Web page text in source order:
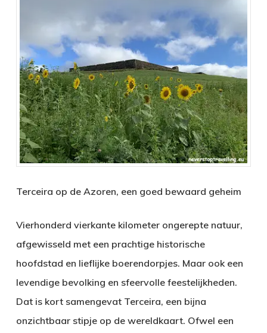
Terceira op de Azoren, een goed bewaard geheim
Vierhonderd vierkante kilometer ongerepte natuur,
afgewisseld met een prachtige historische
hoofdstad en lieflijke boerendorpjes. Maar ook een
levendige bevolking en sfeervolle feestelijkheden.
Dat is kort samengevat Terceira, een bijna
onzichtbaar stipje op de wereldkaart. Ofwel een